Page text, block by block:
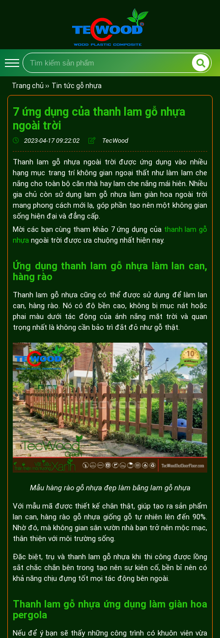
Trang chủ ›› Tin tức gỗ nhựa
7 ứng dụng của thanh lam gỗ nhựa
ngoài trời
2023-04-17 09:22:02 TecWood
Thanh lam gỗ nhựa ngoài trời được ứng dụng vào nhiều
hạng mục trang trí không gian ngoại thất như làm lam che
nắng cho toàn bộ căn nhà hay lam che nắng mái hiên. Nhiều
gia chủ còn sử dụng lam gỗ nhựa làm giàn hoa ngoài trời
mang phong cách mới lạ, góp phần tạo nên một không gian
sống hiện đại và đẳng cấp.
Mời các bạn cùng tham khảo 7 ứng dụng của thanh lam gỗ
nhựa ngoài trời được ưa chuộng nhất hiện nay.
Ứng dụng thanh lam gỗ nhựa làm lan can,
hàng rào
Thanh lam gỗ nhựa cũng có thể được sử dụng để làm lan
can, hàng rào. Nó có độ bền cao, không bị mục nát hoặc
phai màu dưới tác động của ánh nắng mặt trời và quan
trọng nhất là không cần bảo trì đắt đỏ như gỗ thật.
Mẫu hàng rào gỗ nhựa đẹp làm bằng lam gỗ nhựa
Với mẫu mã được thiết kế chân thật, giúp tạo ra sản phẩm
lan can, hàng rào gỗ nhựa giống gỗ tự nhiên lên đến 90%.
Nhờ đó, mà không gian sân vườn nhà bạn trở nên mộc mạc,
thân thiện với môi trường sống.
Đặc biệt, trụ và thanh lam gỗ nhựa khi thi công được lồng
sắt chắc chắn bên trong tạo nên sự kiên cố, bền bỉ nên có
khả năng chịu đựng tốt mọi tác động bên ngoài.
Thanh lam gỗ nhựa ứng dụng làm giàn hoa
pergola
Nếu để ý bạn sẽ thấy những công trình có khuôn viên vừa